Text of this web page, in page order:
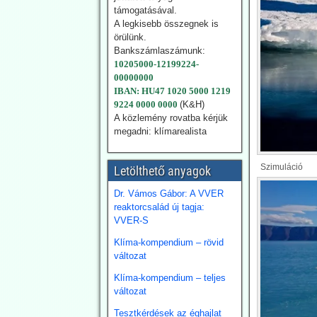
Szimuláció
Németország az
energiafordulat
finanszíroz nemzetközi
klímaprojekteket.
2026.07.28.
Blackout News:
Szardínia:
Lángokban állnak a
szolárpanelek
Július 18-án súlyos
tűzvész tört ki egy
napenergia-parkban Ottana
ipari övezetében,
támogatásával.
A legkisebb összegnek is
örülünk.
Bankszámlaszámunk:
10205000-12199224-
00000000
IBAN: HU47 1020 5000 1219
9224 0000 0000 (K&H)
A közlemény rovatba kérjük
megadni: klímarealista
Letölthető anyagok
Dr. Vámos Gábor: A VVER
reaktorcsalád új tagja:
VVER-S
Klíma-kompendium – rövid
változat
Klíma-kompendium – teljes
változat
Tesztkérdések az éghajlat